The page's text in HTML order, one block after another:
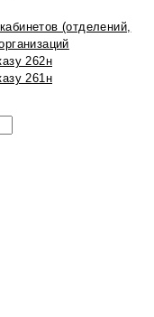
(отделений,
262н
261н